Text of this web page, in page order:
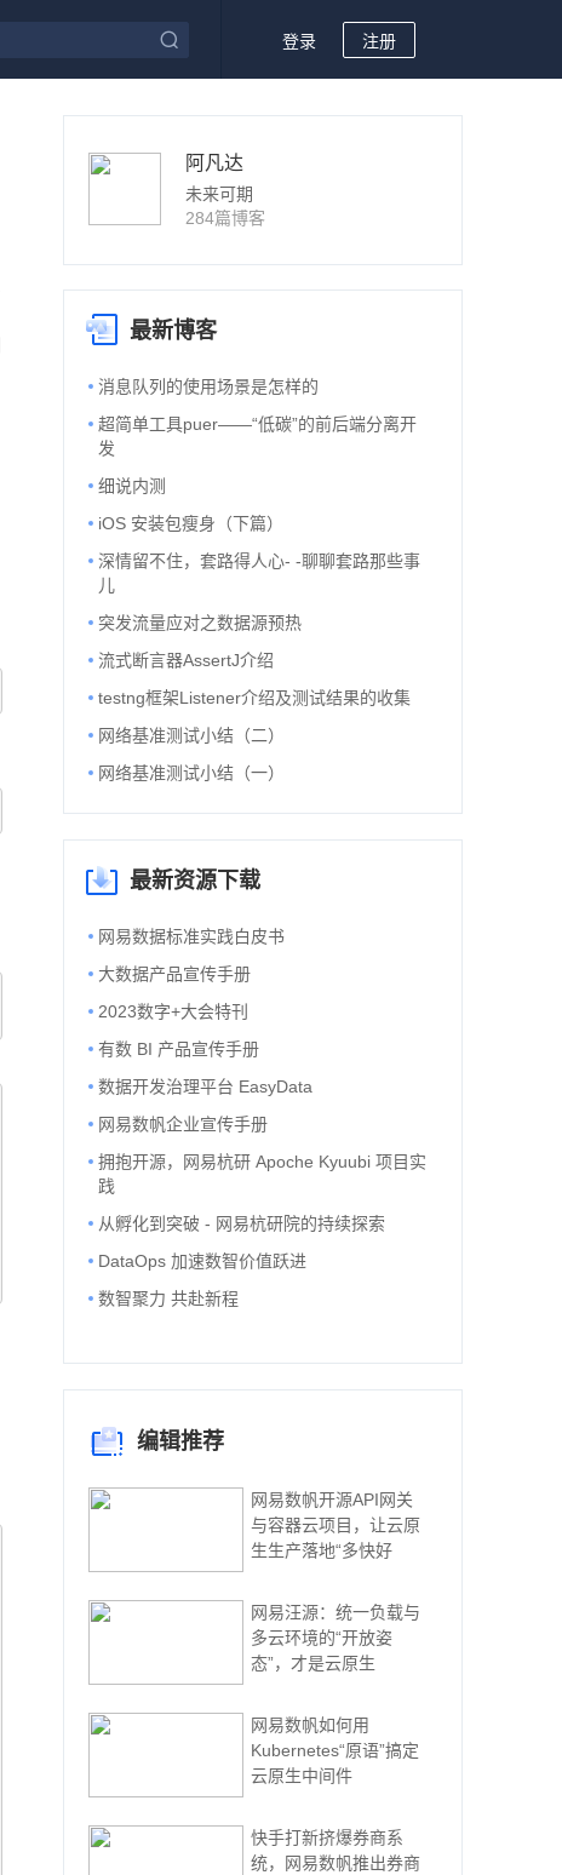
登录 注册
阿凡达
未来可期
284篇博客
最新博客
消息队列的使用场景是怎样的
超简单工具puer——“低碳”的前后端分离开
发
细说内测
iOS 安装包瘦身（下篇）
深情留不住，套路得人心- -聊聊套路那些事
儿
突发流量应对之数据源预热
流式断言器AssertJ介绍
testng框架Listener介绍及测试结果的收集
网络基准测试小结（二）
网络基准测试小结（一）
最新资源下载
网易数据标准实践白皮书
大数据产品宣传手册
2023数字+大会特刊
有数 BI 产品宣传手册
数据开发治理平台 EasyData
网易数帆企业宣传手册
拥抱开源，网易杭研 Apoche Kyuubi 项目实
践
从孵化到突破 - 网易杭研院的持续探索
DataOps 加速数智价值跃进
数智聚力 共赴新程
编辑推荐
网易数帆开源API网关
与容器云项目，让云原
生生产落地“多快好
网易汪源：统一负载与
多云环境的“开放姿
态”，才是云原生
网易数帆如何用
Kubernetes“原语”搞定
云原生中间件
快手打新挤爆券商系
统，网易数帆推出券商